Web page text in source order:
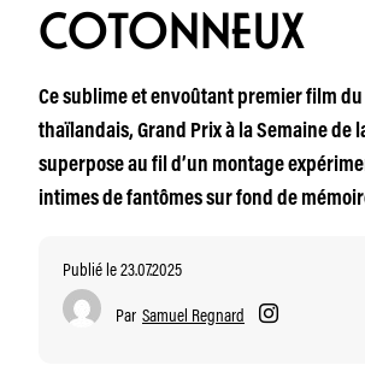
COTONNEUX
Ce sublime et envoûtant premier film
thaïlandais, Grand Prix à la Semaine de
superpose au fil d’un montage
intimes de fantômes sur fond de
Publié le 23.07.2025
Par Samuel Regnard